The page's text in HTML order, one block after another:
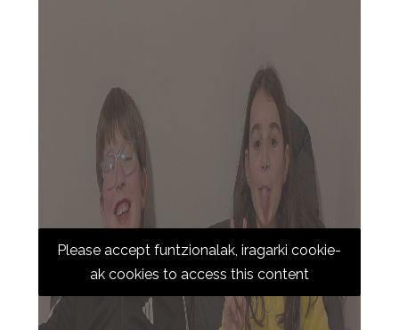
Please accept funtzionalak, iragarki cookie-
ak cookies to access this content